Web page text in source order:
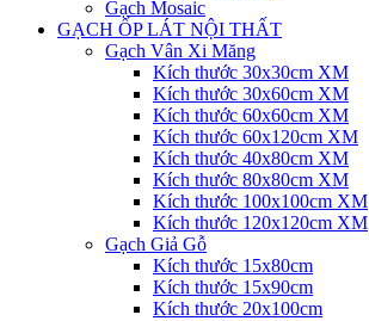
Gạch Mosaic
GẠCH ỐP LÁT NỘI THẤT
Gạch Vân Xi Măng
Kích thước 30x30cm XM
Kích thước 30x60cm XM
Kích thước 60x60cm XM
Kích thước 60x120cm XM
Kích thước 40x80cm XM
Kích thước 80x80cm XM
Kích thước 100x100cm XM
Kích thước 120x120cm XM
Gạch Giả Gỗ
Kích thước 15x80cm
Kích thước 15x90cm
Kích thước 20x100cm